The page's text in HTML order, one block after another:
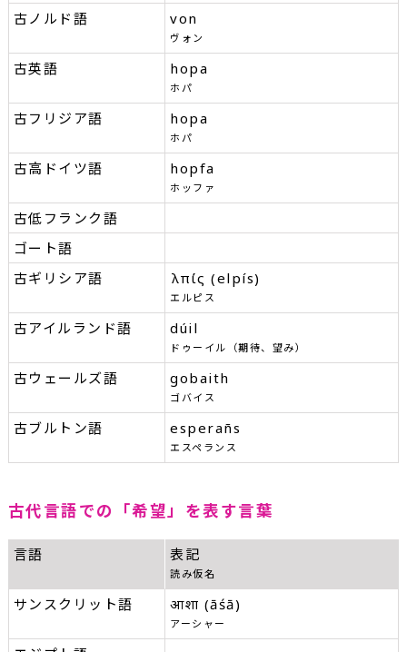
古ノルド語 von
ヴォン
古英語 hopa
ホパ
古フリジア語 hopa
ホパ
古高ドイツ語 hopfa
ホッファ
古低フランク語
ゴート語
古ギリシア語
ἐλπίς (elpís)
エルピス
古アイルランド語 dúil
ドゥーイル（期待、望み）
古ウェールズ語 gobaith
ゴバイス
古ブルトン語 esperañs
エスペランス
古代言語での「希望」を表す言葉
言語 表記
読み仮名
サンスクリット語 आशा (āśā)
アーシャー